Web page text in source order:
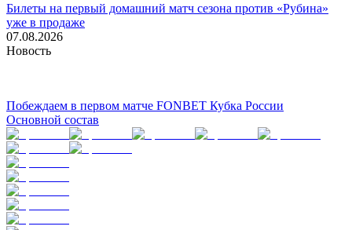
Билеты на первый домашний матч сезона против «Рубина»
уже в продаже
07.08.2026
Новость
Побеждаем в первом матче FONBET Кубка России
Основной состав